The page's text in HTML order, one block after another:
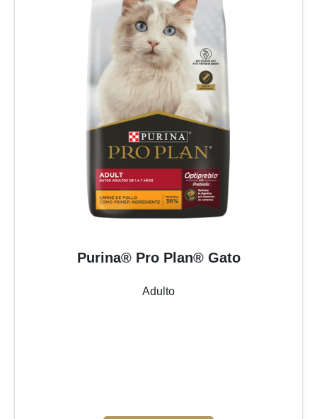
Purina® Pro Plan® Gato
Adulto